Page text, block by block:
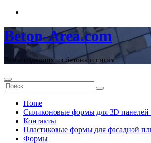
Перейти
содержимому
Beton-Area.com
Все о изделиях из бетона и гипса
Home
Cиликоновые формы для 3D панелей
Контакты
Пластиковые формы для фасадной
Формы